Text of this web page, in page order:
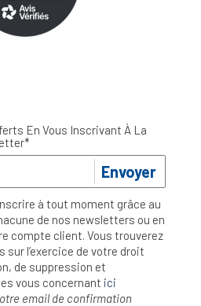
En Vous Inscrivant À La
Envoyer
à tout moment grâce au
de nos newsletters ou en
compte client. Vous trouverez
l’exercice de votre droit
de suppression et
vous concernant ici
email de confirmation